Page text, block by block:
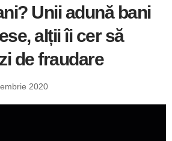
Unii adună bani
alții îi cer să
de fraudare
2020